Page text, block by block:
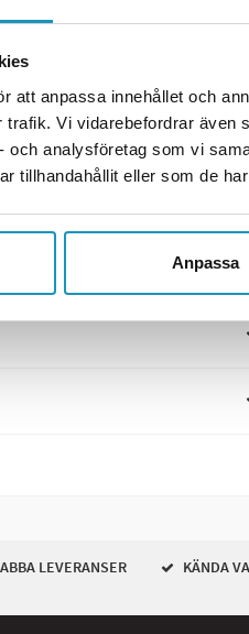
att anpassa innehållet och
Vi vidarebefordrar även
och analysföretag som vi
tillhandahållit eller som de
Anpassa
LEVERANSER KÄNDA